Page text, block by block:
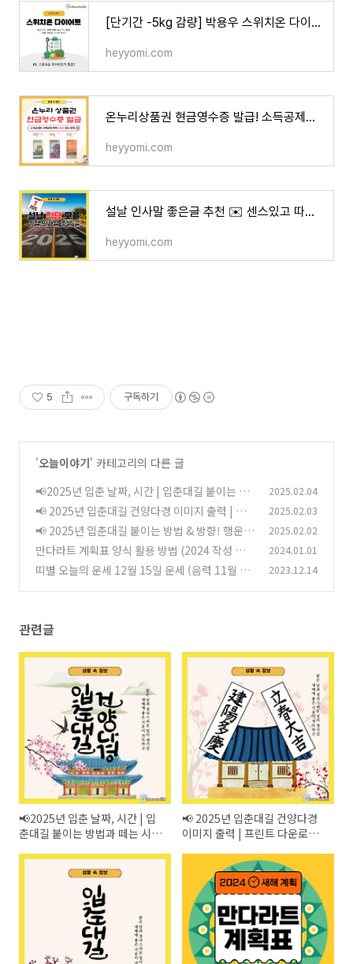
[단기간 -5kg 감량] 박용우 스위치온 다이어트 후기 & 식단표 공개! (4주 실전 기록)
heyyomi.com
온누리상품권 현금영수증 발급! 소득공제와 세액공제 혜택 100% 받는 방법
heyyomi.com
설날 인사말 좋은글 추천 ✉️ 센스있고 따뜻한 설날 덕담 모음 BEST 20
heyyomi.com
5 구독하기
'오늘이야기' 카테고리의 다른 글
📢2025년 입춘 날짜, 시간 | 입춘대길 붙이는 방
법과 떼는 시기 총정리
(0)
2025.02.04
📢 2025년 입춘대길 건양다경 이미지 출력 | 프
린트 다운로드 & 붙이는 방법 총정리 (0)
2025.02.03
📢 2025년 입춘대길 붙이는 방법 & 방향! 행운을
부르는 풍수 인테리어 꿀팁
(0)
2025.02.02
만다라트 계획표 양식 활용 방법 (2024 작성 예
시)
(1)
2024.01.01
띠별 오늘의 운세 12월 15일 운세 (음력 11월 2
2023.12.14
관련글
📢2025년 입춘 날짜, 시간 | 입
춘대길 붙이는 방법과 떼는 시기
📢 2025년 입춘대길 건양다경
이미지 출력 | 프린트 다운로드